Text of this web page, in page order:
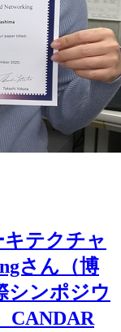
テクチャ
さん（博
シンポジウ
CANDAR